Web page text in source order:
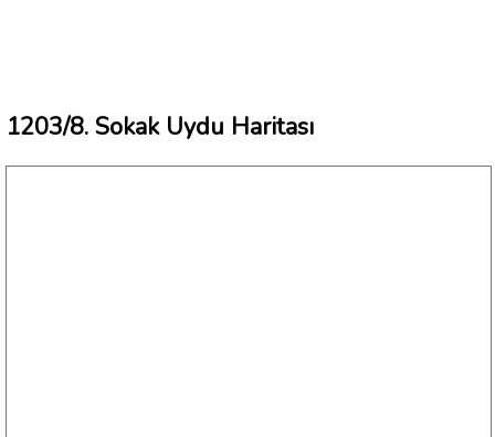
1203/8. Sokak Uydu Haritası